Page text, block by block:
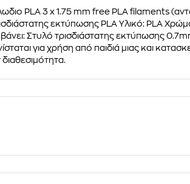
PLA 3 x 1.75 mm free PLA filaments
εκτύπωσης PLA Υλικό: PLA
Στυλό τρισδιάστατης εκτύπωσης
για χρήση από παιδιά μιας και
διαθεσιμότητα.